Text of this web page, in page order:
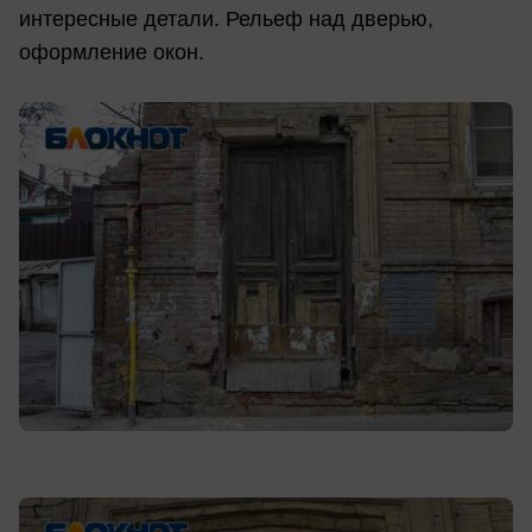
интересные детали. Рельеф над дверью,
оформление окон.